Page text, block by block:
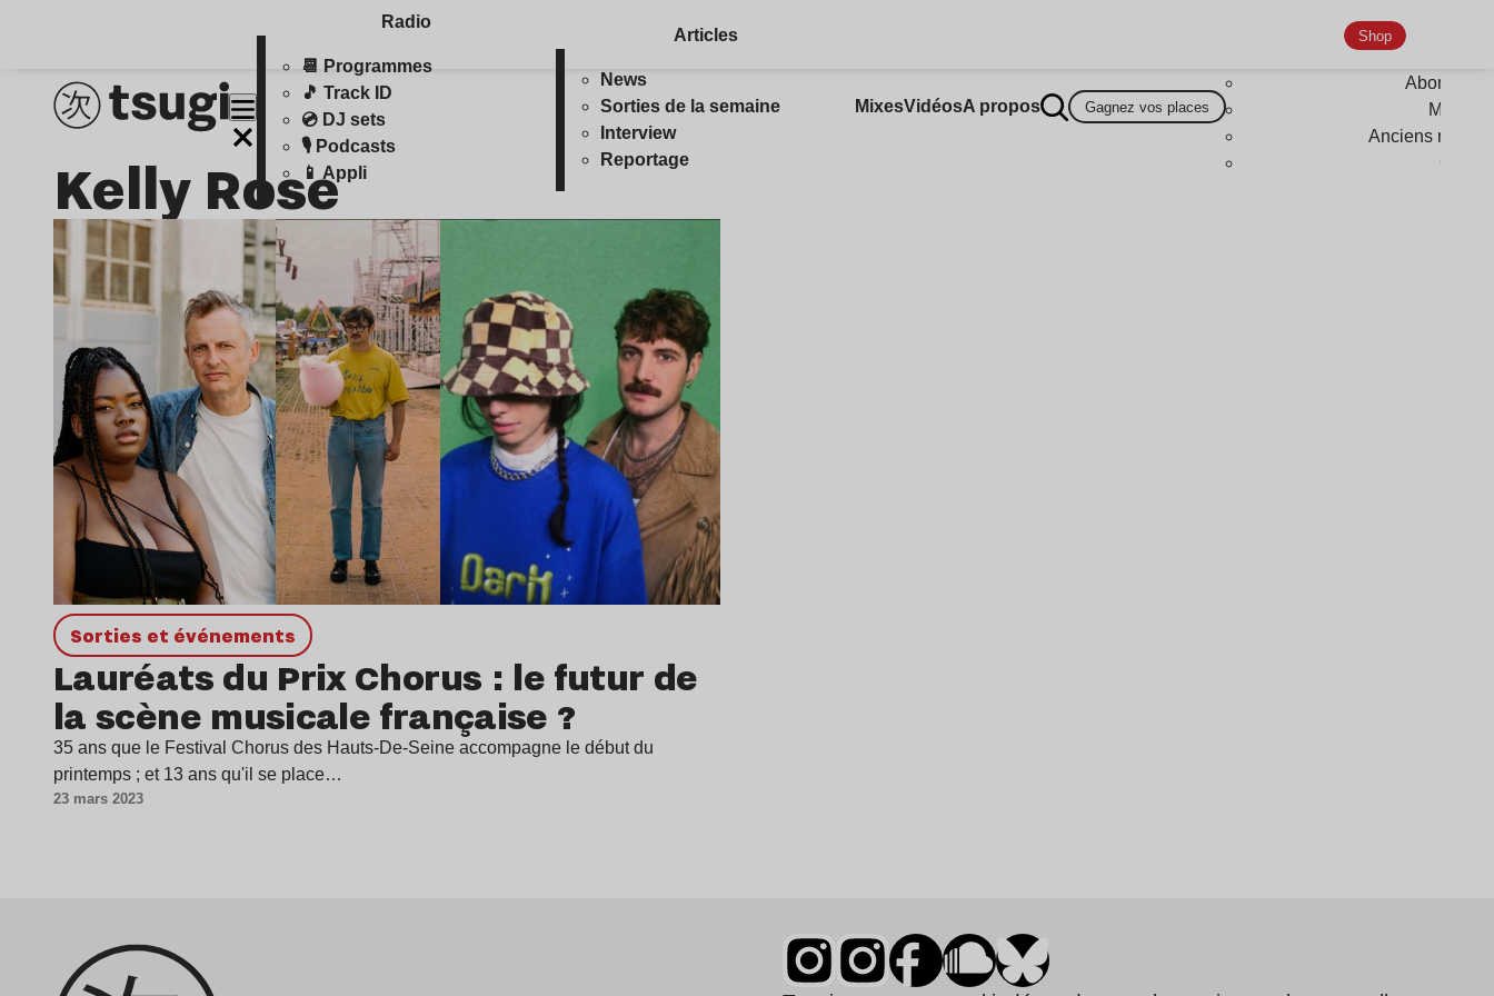
Radio
📆 Programmes
🎵 Track ID
💿 DJ sets
🎙️ Podcasts
📱 Appli
Articles
News
Sorties de la semaine
Interview
Reportage
MixesVidéosA propos Gagnez vos places
Shop
Anciens
Kelly Rose
Sorties et événements
Lauréats du Prix Chorus : le futur de
la scène musicale française ?
35 ans que le Festival Chorus des Hauts-De-Seine accompagne le début du
printemps ; et 13 ans qu'il se place…
23 mars 2023